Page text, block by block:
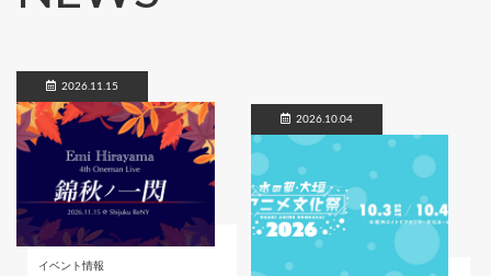
2026.11.15
イベント情報
2026.10.04